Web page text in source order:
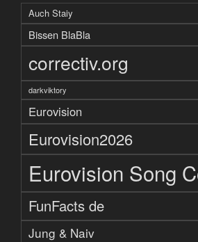
Auch Staiy
Bissen BlaBla
correctiv.org
darkviktory
Eurovision
Eurovision2026
Eurovision Song
FunFacts de
Jung & Naiv